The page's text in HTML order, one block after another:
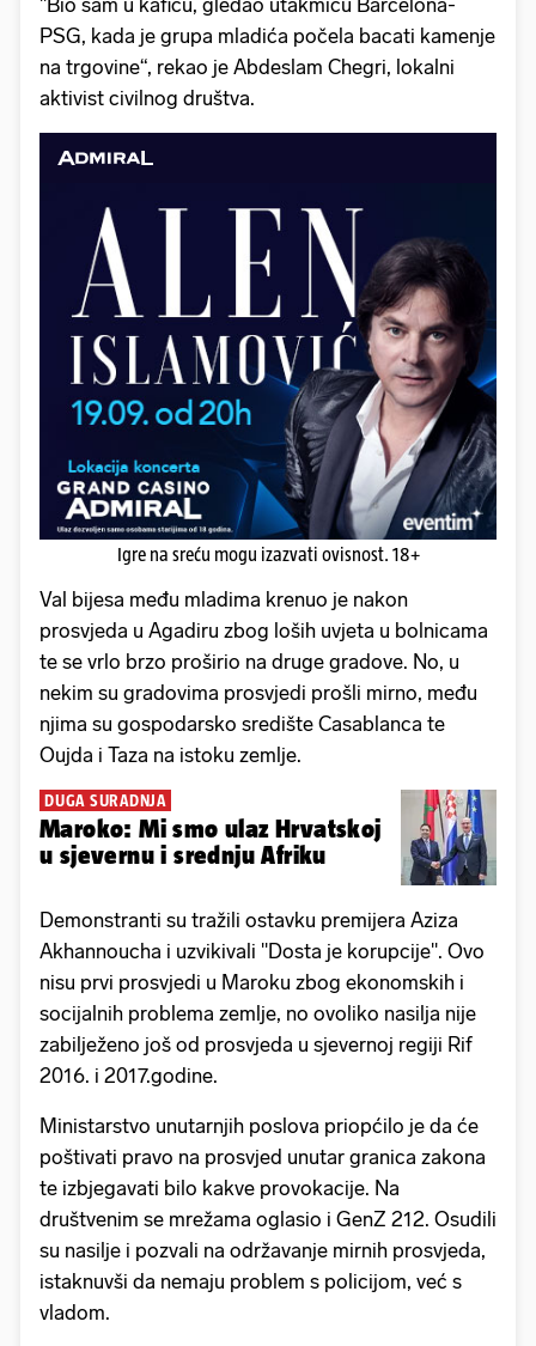
''Bio sam u kafiću, gledao utakmicu Barcelona-
PSG, kada je grupa mladića počela bacati kamenje
na trgovine“, rekao je Abdeslam Chegri, lokalni
aktivist civilnog društva.
Igre na sreću mogu izazvati ovisnost. 18+
Val bijesa među mladima krenuo je nakon
prosvjeda u Agadiru zbog loših uvjeta u bolnicama
te se vrlo brzo proširio na druge gradove. No, u
nekim su gradovima prosvjedi prošli mirno, među
njima su gospodarsko središte Casablanca te
Oujda i Taza na istoku zemlje.
DUGA SURADNJA
Maroko: Mi smo ulaz Hrvatskoj
u sjevernu i srednju Afriku
Demonstranti su tražili ostavku premijera Aziza
Akhannoucha i uzvikivali ''Dosta je korupcije''. Ovo
nisu prvi prosvjedi u Maroku zbog ekonomskih i
socijalnih problema zemlje, no ovoliko nasilja nije
zabilježeno još od prosvjeda u sjevernoj regiji Rif
2016. i 2017.godine.
Ministarstvo unutarnjih poslova priopćilo je da će
poštivati pravo na prosvjed unutar granica zakona
te izbjegavati bilo kakve provokacije. Na
društvenim se mrežama oglasio i GenZ 212. Osudili
su nasilje i pozvali na održavanje mirnih prosvjeda,
istaknuvši da nemaju problem s policijom, već s
vladom.